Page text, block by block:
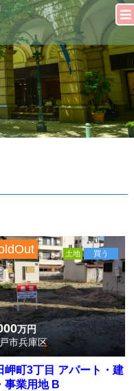
万円
市兵庫区
買う
土地
岬町3丁目 アパート・建
事業用地 B